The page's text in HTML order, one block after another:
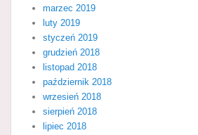
marzec 2019
luty 2019
styczeń 2019
grudzień 2018
listopad 2018
październik 2018
wrzesień 2018
sierpień 2018
lipiec 2018